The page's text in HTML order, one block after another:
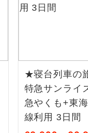
★寝台列車の
特急サンライ
急やくも+東
線利用 3日間